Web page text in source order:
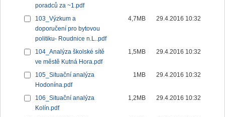
poradců za ~1.pdf
103_Výzkum a
doporučení pro bytovou
politiku- Roudnice n.L..pdf
4,7MB 29.4.2016 10:32
104_Analýza školské sítě
ve městě Kutná Hora.pdf
1,5MB 29.4.2016 10:32
105_Situační analýza
Hodonína.pdf
1MB 29.4.2016 10:32
106_Situační analýza
Kolín.pdf
1,2MB 29.4.2016 10:32